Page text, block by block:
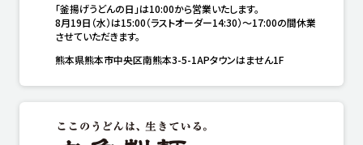
「釜揚げうどんの日」は10:00から営業いたします。
8月19日（水）は15:00（ラストオーダー14:30）～17:00の間休業
させていただきます。
熊本県熊本市中央区南熊本3-5-1APタウンはません1F